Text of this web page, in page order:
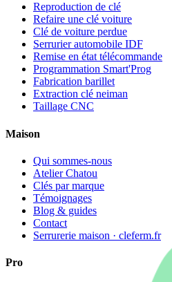
Reproduction de clé
Refaire une clé voiture
Clé de voiture perdue
Serrurier automobile IDF
Remise en état télécommande
Programmation Smart'Prog
Fabrication barillet
Extraction clé neiman
Taillage CNC
Maison
Qui sommes-nous
Atelier Chatou
Clés par marque
Témoignages
Blog & guides
Contact
Serrurerie maison · cleferm.fr
Pro